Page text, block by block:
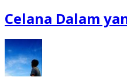
Celana Dalam